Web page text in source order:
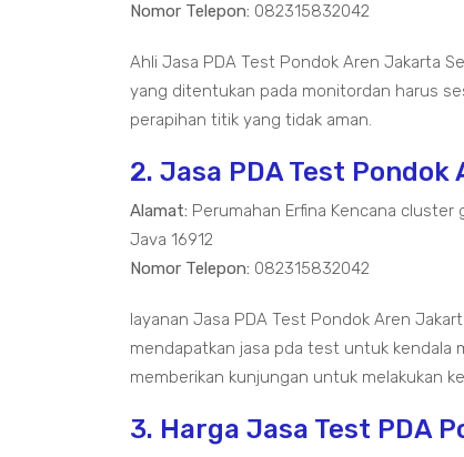
Nomor Telepon: 082315832042
Ahli Jasa PDA Test Pondok Aren Jakarta
yang ditentukan pada monitordan harus
perapihan titik yang tidak aman.
2. Jasa PDA Test
Alamat: Perumahan Erfina Kencana
Java 16912
Nomor Telepon: 082315832042
layanan Jasa PDA Test Pondok Aren
mendapatkan jasa pda test untuk kendala
memberikan kunjungan untuk melakukan
3. Harga Jasa Test PDA